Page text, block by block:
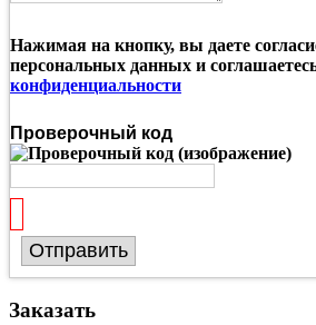
Нажимая на кнопку, вы даете
персональных данных и
конфиденциальности
Проверочный код
Отправить
Заказать